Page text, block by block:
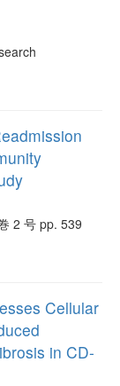
2 号 pp. 539
Cellular
in CD-